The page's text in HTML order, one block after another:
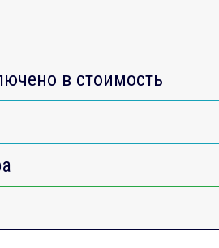
в стоимость